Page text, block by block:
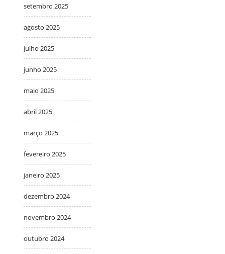
setembro 2025
agosto 2025
julho 2025
junho 2025
maio 2025
abril 2025
março 2025
fevereiro 2025
janeiro 2025
dezembro 2024
novembro 2024
outubro 2024